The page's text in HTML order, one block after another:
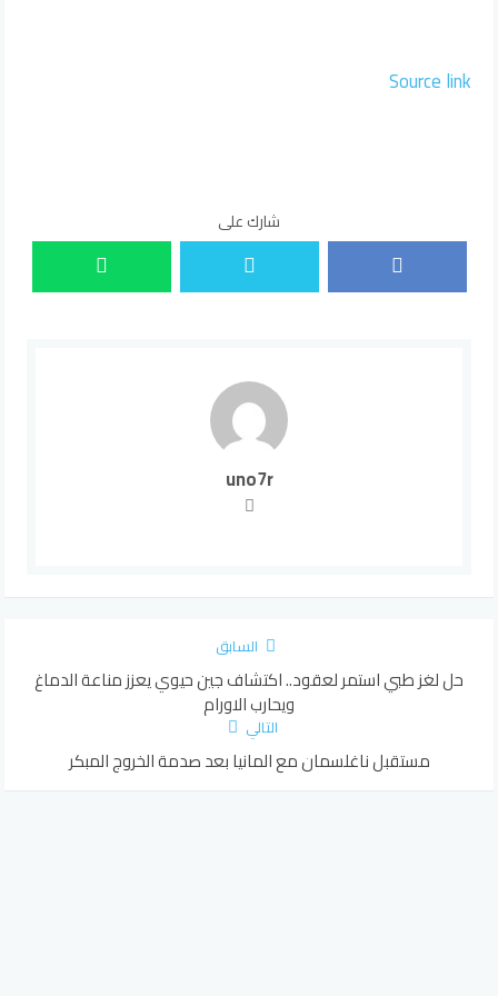
Source link
شارك على
uno7r
السابق
حل لغز طبي استمر لعقود.. اكتشاف جين حيوي يعزز مناعة الدماغ
ويحارب الاورام
التالي
مستقبل ناغلسمان مع المانيا بعد صدمة الخروج المبكر